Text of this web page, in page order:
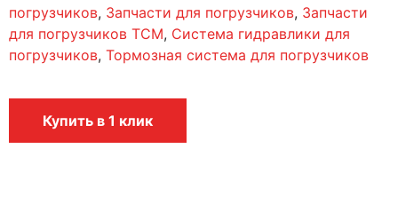
погрузчиков, Запчасти для погрузчиков, Запчасти
для погрузчиков TCM, Система гидравлики для
погрузчиков, Тормозная система для погрузчиков
Купить в 1 клик